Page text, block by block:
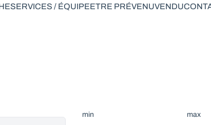
SERVICES / ÉQUIPEETRE PRÉVENUVENDU
min max